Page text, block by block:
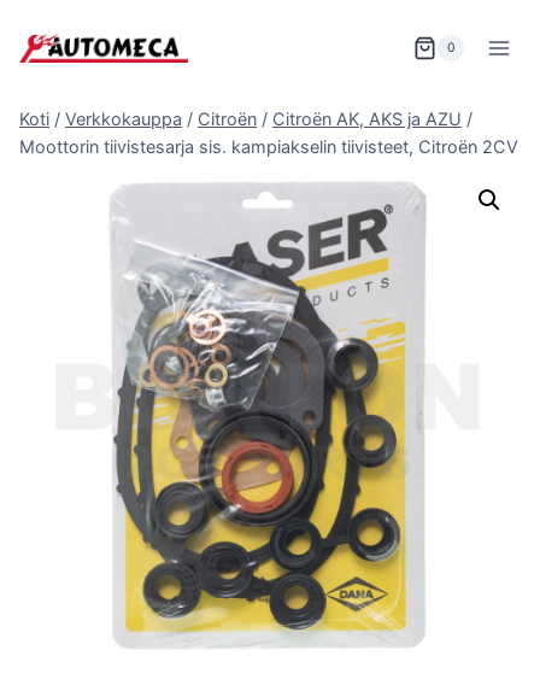
sisältöön
0
Koti / Verkkokauppa / Citroën / Citroën AK, AKS ja AZU /
Moottorin tiivistesarja sis. kampiakselin tiivisteet, Citroën 2CV